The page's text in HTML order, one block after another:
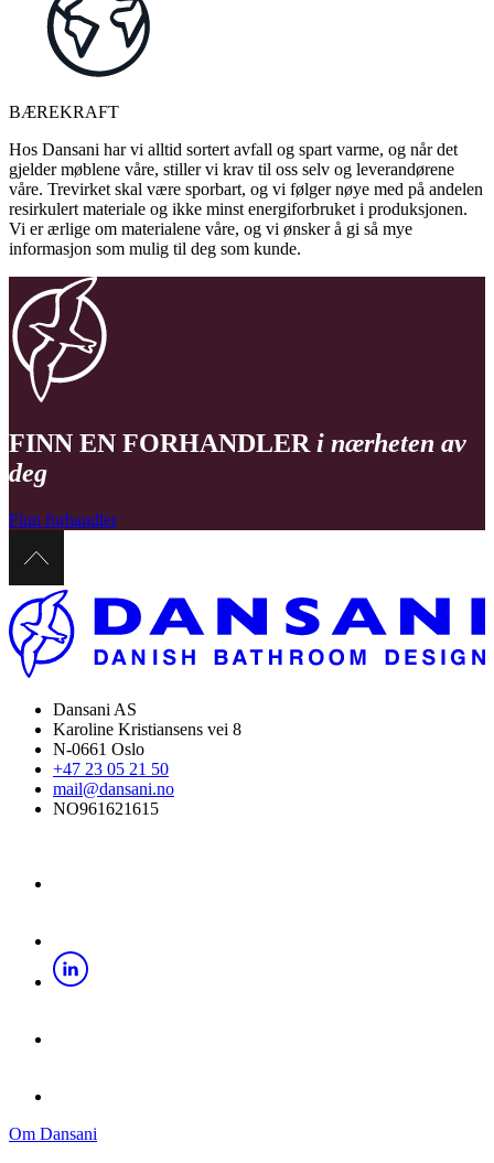
BÆREKRAFT
Hos Dansani har vi alltid sortert avfall og spart varme, og når det
gjelder møblene våre, stiller vi krav til oss selv og leverandørene
våre. Trevirket skal være sporbart, og vi følger nøye med på andelen
resirkulert materiale og ikke minst energiforbruket i produksjonen.
Vi er ærlige om materialene våre, og vi ønsker å gi så mye
informasjon som mulig til deg som kunde.
FINN EN FORHANDLER i nærheten av
deg
Finn forhandler
Dansani AS
Karoline Kristiansens vei 8
N-0661 Oslo
+47 23 05 21 50
mail@dansani.no
NO961621615
Om Dansani